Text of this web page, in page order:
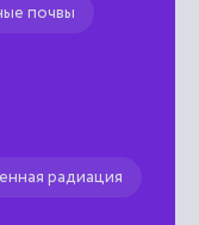
почвы
радиация